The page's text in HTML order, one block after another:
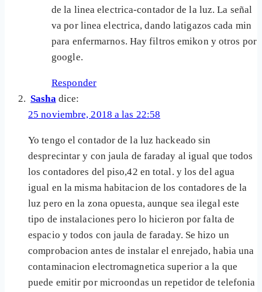
de la linea electrica-contador de la luz. La señal
va por linea electrica, dando latigazos cada min
para enfermarnos. Hay filtros emikon y otros por
google.
Responder
Sasha dice:
25 noviembre, 2018 a las 22:58
Yo tengo el contador de la luz hackeado sin
desprecintar y con jaula de faraday al igual que todos
los contadores del piso,42 en total. y los del agua
igual en la misma habitacion de los contadores de la
luz pero en la zona opuesta, aunque sea ilegal este
tipo de instalaciones pero lo hicieron por falta de
espacio y todos con jaula de faraday. Se hizo un
comprobacion antes de instalar el enrejado, habia una
contaminacion electromagnetica superior a la que
puede emitir por microondas un repetidor de telefonia